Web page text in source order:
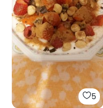
5